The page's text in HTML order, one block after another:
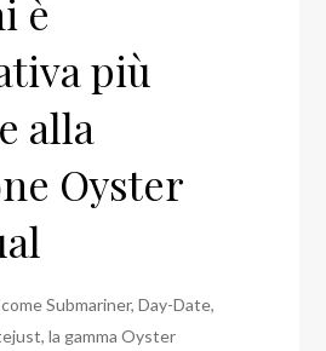
è
più
alla
Oyster
Submariner, Day-Date,
la gamma Oyster